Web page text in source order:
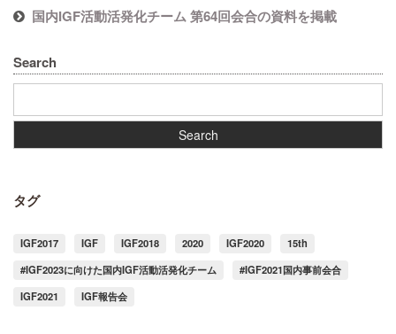
国内IGF活動活発化チーム 第64回会合の資料を掲載
Search
タグ
IGF2017 IGF IGF2018 2020 IGF2020
15th
#IGF2023に向けた国内IGF活動活発化チーム
#IGF2021国内事前会合
IGF2021
IGF報告会